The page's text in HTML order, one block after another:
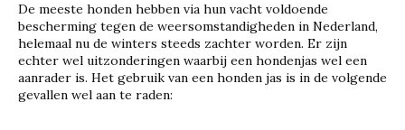
De meeste honden hebben via hun vacht voldoende
bescherming tegen de weersomstandigheden in Nederland,
helemaal nu de winters steeds zachter worden. Er zijn
echter wel uitzonderingen waarbij een hondenjas wel een
aanrader is. Het gebruik van een honden jas is in de volgende
gevallen wel aan te raden: